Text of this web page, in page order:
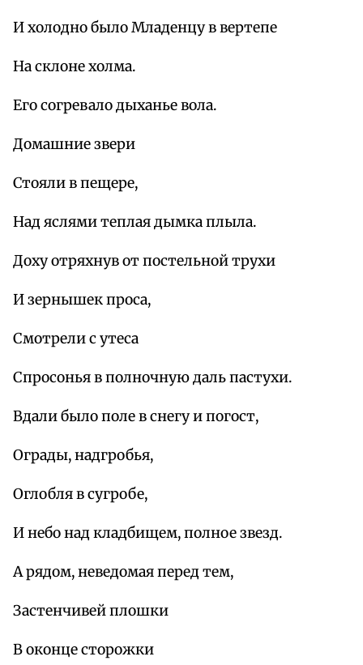
И холодно было Младенцу в вертепе
На склоне холма.
Его согревало дыханье вола.
Домашние звери
Стояли в пещере,
Над яслями теплая дымка плыла.
Доху отряхнув от постельной трухи
И зернышек проса,
Смотрели с утеса
Спросонья в полночную даль пастухи.
Вдали было поле в снегу и погост,
Ограды, надгробья,
Оглобля в сугробе,
И небо над кладбищем, полное звезд.
А рядом, неведомая перед тем,
Застенчивей плошки
В оконце сторожки